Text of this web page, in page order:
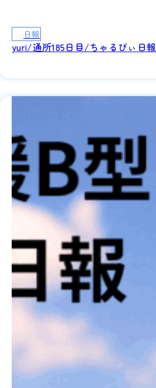
yuri/通所185日目/ちゃるびぃ日報
日報